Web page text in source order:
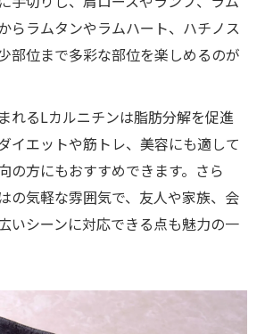
らラムタンやラムハート、ハチノス
部位まで多彩な部位を楽しめるのが
れるLカルニチンは脂肪分解を促進
イエットや筋トレ、美容にも適して
の方にもおすすめできます。さら
の気軽な雰囲気で、友人や家族、会
いシーンに対応できる点も魅力の一